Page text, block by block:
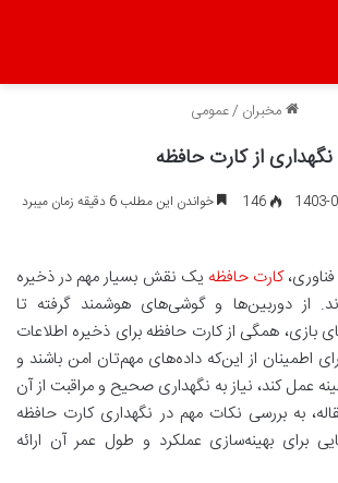
مخبران /عمومی
نگهداری از کارت حافظه
146 خواندن این مطلب 6 دقیقه زمان میبرد
کارت حافظه‌ یک نقش بسیار مهم در ذخیره
از دوربین‌ها و گوشی‌های هوشمند گرفته تا
بازی، همگی از کارت حافظه برای ذخیره اطلاعات
اطمینان از این‌که داده‌های مهم‌تان امن باشند و
عمل کند، نیاز به نگهداری صحیح و مراقبت از آن
به بررسی نکات مهم در نگهداری کارت حافظه
برای بهینه‌سازی عملکرد و طول عمر آن ارائه